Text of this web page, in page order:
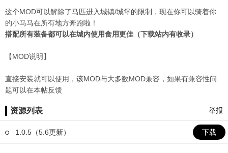
这个MOD可以解除了马匹进入城镇/城堡的限制，现在你可以骑着你
的小马马在所有地方奔跑啦！
搭配所有装备都可以在城内使用食用更佳（下载站内有收录）
【MOD说明】
直接安装就可以使用，该MOD与大多数MOD兼容，如果有兼容性问
题可以在本帖反馈
资源列表 举报
1.0.5（5.6更新） 下载